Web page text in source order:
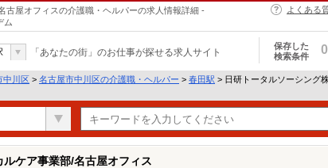
屋オフィスの介護職・ヘルパーの求人情報詳細 -
ム
よくある
「あなたの街」のお仕事が探せる求人サイト
保存した
検索条件
0
中川区 > 名古屋市中川区の介護職・ヘルパー > 春田駅 > 日研トータルソーシング
ケア事業部/名古屋オフィス